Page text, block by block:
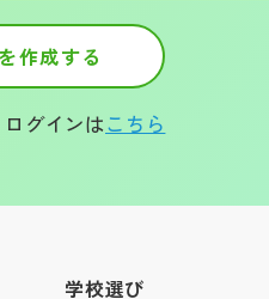
作成する
グインはこちら
学校選び